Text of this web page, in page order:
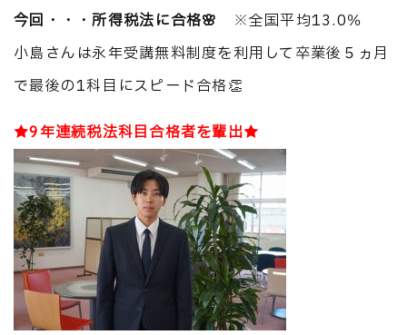
今回・・・所得税法に合格🌸
※全国平均13.0％
小島さんは永年受講無料制度を利用して卒業後５ヵ月
で最後の1科目にスピード合格👏
★9年連続税法科目合格者を輩出★